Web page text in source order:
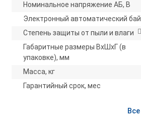
Номинальное напряжение АБ, В
Электронный автоматический
Степень защиты от пыли и влаги
Габаритные размеры ВхШхГ (в
упаковке), мм
Масса, кг
Гарантийный срок, мес